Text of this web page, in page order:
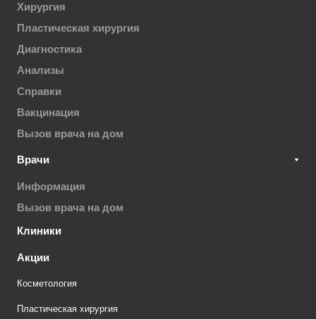
Хирургия
Пластическая хирургия
Диагностика
Анализы
Справки
Вакцинация
Вызов врача на дом
Врачи
Информация
Вызов врача на дом
Клиники
Акции
Косметология
Пластическая хирургия